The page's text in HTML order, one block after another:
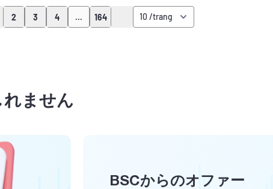
2 3 4 ... 164
ません
BSCからのオファー